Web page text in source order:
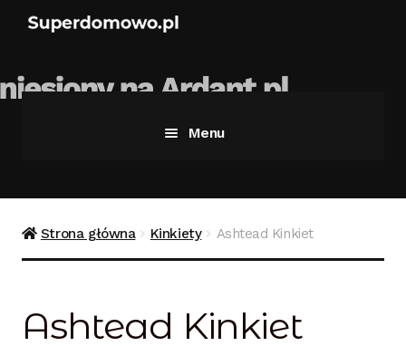
Menu
Bezpieczne zakupy
Kontakt
Strona główna Kinkiety Ashtead Kinkiet
Ashtead Kinkiet